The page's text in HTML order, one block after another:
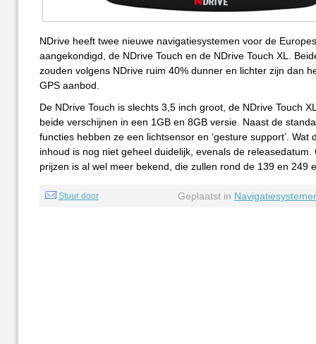
NDrive heeft twee nieuwe navigatiesystemen voor de
aangekondigd, de NDrive Touch en de NDrive Touch XL.
zouden volgens NDrive ruim 40% dunner en lichter zijn dan
GPS aanbod.
De NDrive Touch is slechts 3,5 inch groot, de NDrive Touch
beide verschijnen in een 1GB en 8GB versie. Naast de
functies hebben ze een lichtsensor en ‘gesture support’. Wat
inhoud is nog niet geheel duidelijk, evenals de releasedatum.
prijzen is al wel meer bekend, die zullen rond de 139 en 249
Stuur door Geplaatst in